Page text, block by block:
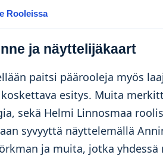
Rooleissa
ja näyttelijäkaart
paitsi päärooleja myös
koskettava esitys. Muita
sekä Helmi Linnosmaa
syvyyttä näyttelemällä
ja muita, jotka